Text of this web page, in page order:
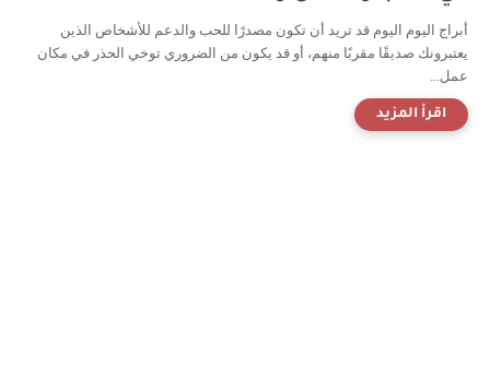
أبراج اليوم اليوم قد تريد أن تكون مصدرًا للحب والدعم للأشخاص الذين
يعتبرونك صديقًا مقربًا منهم، أو قد يكون من الضروري توخي الحذر في مكان
عمل...